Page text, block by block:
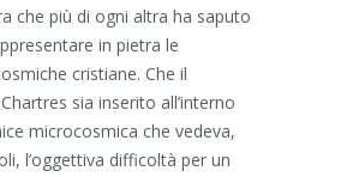
che più di ogni altra ha saputo
in pietra le
cristiane. Che il
sia inserito all’interno
microcosmica che vedeva,
l’oggettiva difficoltà per un